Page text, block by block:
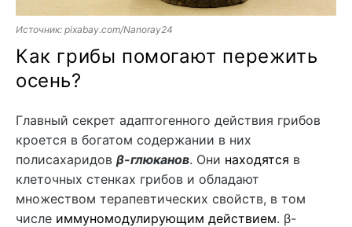
Источник: pixabay.com/Nanoray24
Как грибы помогают пережить
осень?
Главный секрет адаптогенного действия грибов
кроется в богатом содержании в них
полисахаридов β-глюканов. Они находятся в
клеточных стенках грибов и обладают
множеством терапевтических свойств, в том
числе иммуномодулирующим действием. β-